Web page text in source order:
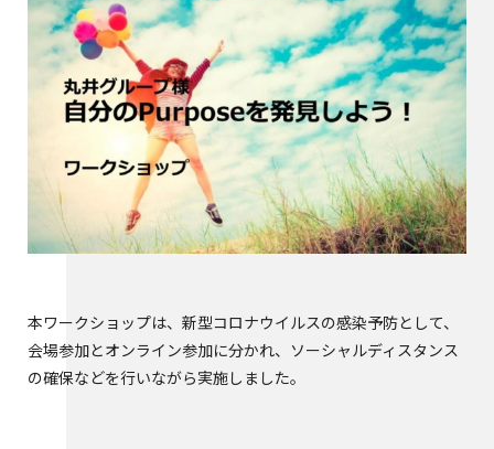
本ワークショップは、新型コロナウイルスの感染予防として、
会場参加とオンライン参加に分かれ、ソーシャルディスタンス
の確保などを行いながら実施しました。